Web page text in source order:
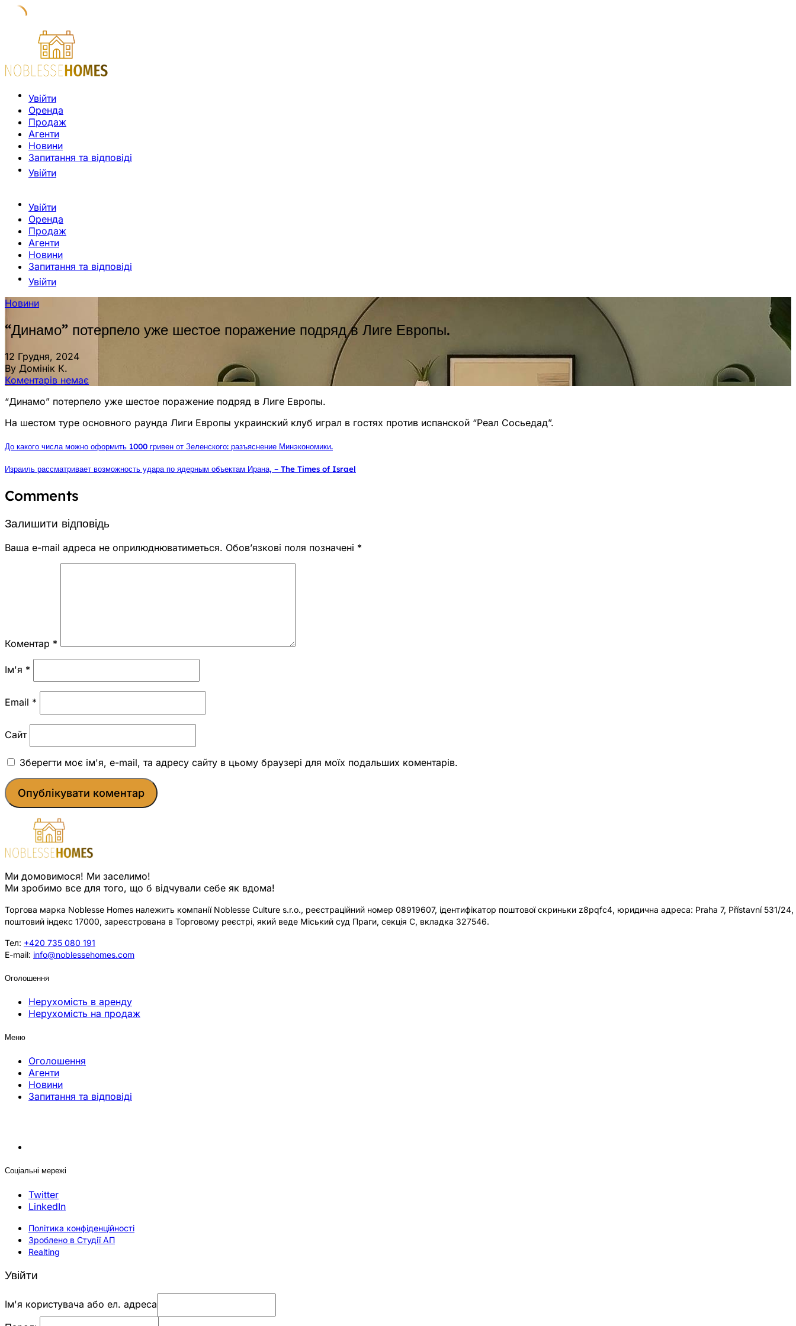
Увійти
Оренда
Продаж
Агенти
Новини
Запитання та відповіді
Увійти
Увійти
Оренда
Продаж
Агенти
Новини
Запитання та відповіді
Увійти
Новини
“Динамо” потерпело уже шестое поражение подряд в Лиге Европы.
12 Грудня, 2024
By Домінік К.
Коментарів немає
“Динамо” потерпело уже шестое поражение подряд в Лиге Европы.
На шестом туре основного раунда Лиги Европы украинский клуб играл в гостях против испанской “Реал Сосьедад”.
До какого числа можно оформить 1000 гривен от Зеленского: разъяснение Минэкономики.
Израиль рассматривает возможность удара по ядерным объектам Ирана, – The Times of Israel
Comments
Залишити відповідь
Ваша e-mail адреса не оприлюднюватиметься. Обов’язкові поля позначені *
Коментар *
Ім'я *
Email *
Сайт
Зберегти моє ім'я, e-mail, та адресу сайту в цьому браузері для моїх подальших коментарів.
Ми домовимося! Ми заселимо!
Ми зробимо все для того, що б відчували себе як вдома!
Торгова марка Noblesse Homes належить компанії Noblesse Culture s.r.o., реєстраційний номер 08919607, ідентифікатор поштової скриньки z8pqfc4, юридична адреса: Praha 7, Přístavní 531/24,
поштовий індекс 17000, зареєстрована в Торговому реєстрі, який веде Міський суд Праги, секція C, вкладка 327546.
Тел: +420 735 080 191
E-mail: info@noblessehomes.com
Оголошення
Нерухомість в аренду
Нерухомість на продаж
Меню
Оголошення
Агенти
Новини
Запитання та відповіді
Соціальні мережі
Twitter
LinkedIn
Політика конфіденційності
Зроблено в Студії АП
Realting
Увійти
Ім'я користувача або ел. адреса